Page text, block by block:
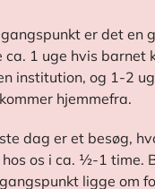
er det en
1 uge hvis barnet
institution, og 1-2
hjemmefra.
dag er et besøg,
os i ca. ½-1 time.
ligge om